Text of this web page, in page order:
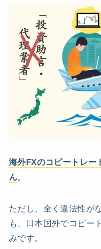
海外FXのコピートレー
ん。
ただし、全く違法性が
も、日本国外でコピー
みです。